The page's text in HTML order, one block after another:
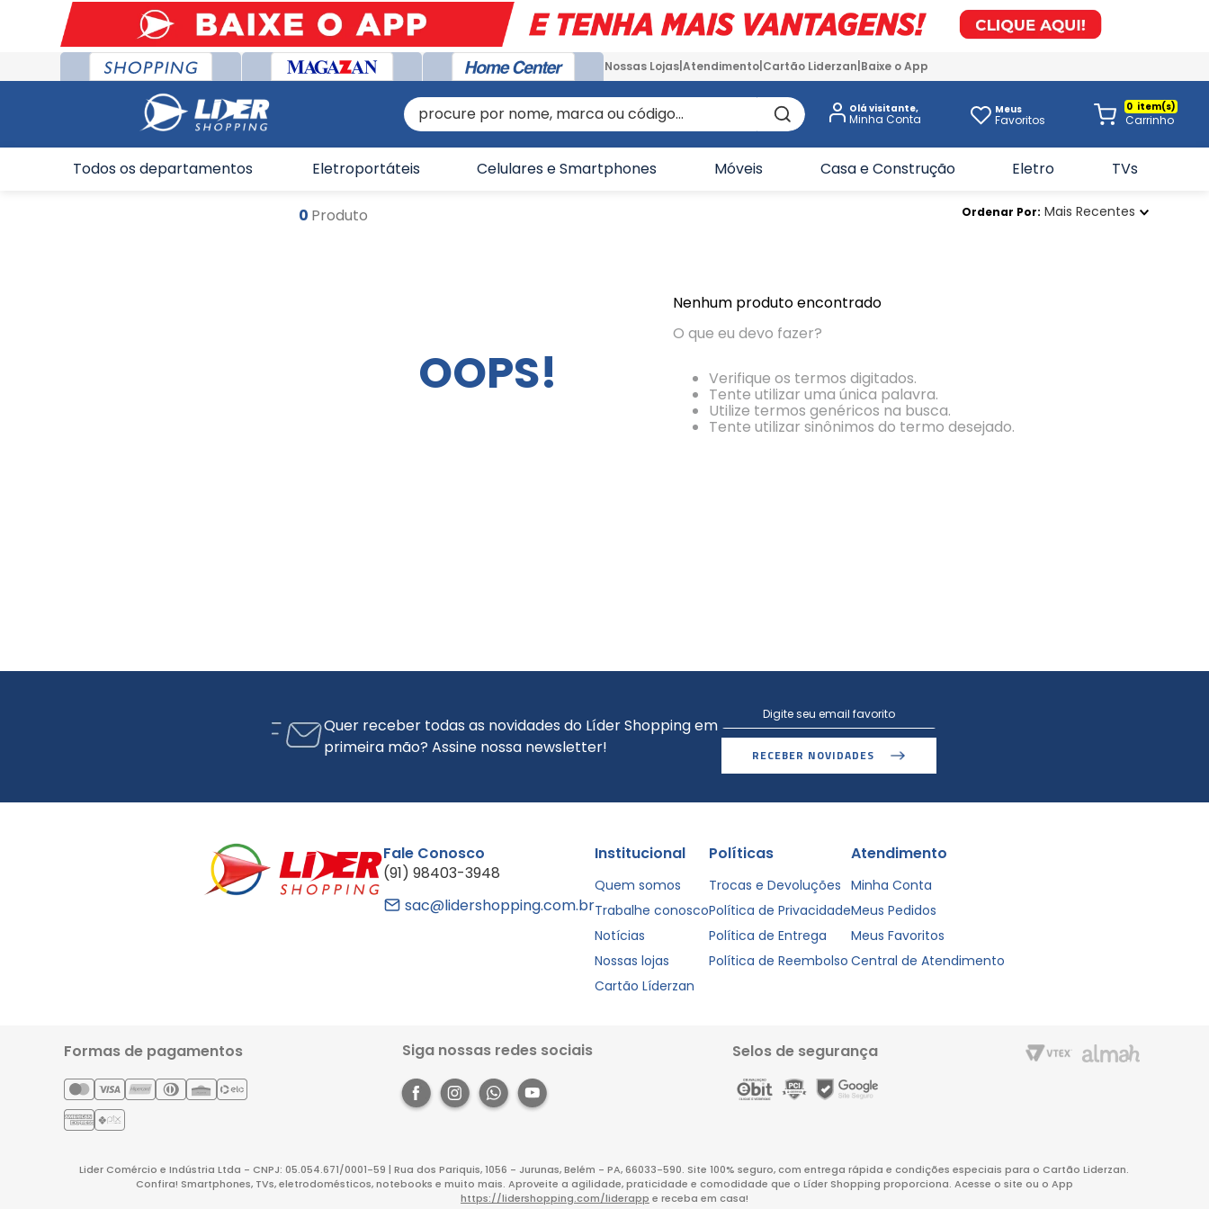
Nossas Lojas Atendimento Cartão Liderzan Baixe o App
procure por nome, marca ou código... Olá visitante, Meus
Favoritos
0
Todos os departamentos Eletroportáteis Celulares e Smartphones Móveis Casa e Construção Eletro TVs
0 Produto Ordenar Por Mais Recentes
OOPS!
Nenhum produto encontrado
O que eu devo fazer?
Verifique os termos digitados.
Tente utilizar uma única palavra.
Utilize termos genéricos na busca.
Tente utilizar sinônimos do termo desejado.
Quer receber todas as novidades do Líder Shopping em
primeira mão? Assine nossa newsletter!
RECEBER NOVIDADES
Fale Conosco
(91) 98403-3948
sac@lidershopping.com.br
Institucional
Quem somos
Trabalhe conosco
Notícias
Nossas lojas
Cartão Líderzan
Políticas
Trocas e Devoluções
Política de Privacidade
Política de Entrega
Política de Reembolso
Atendimento
Minha Conta
Meus Pedidos
Meus Favoritos
Central de Atendimento
Formas de pagamentos Siga nossas redes sociais Selos de segurança
Lider Comércio e Indústria Ltda - CNPJ: 05.054.671/0001-59 | Rua dos Pariquis, 1056 - Jurunas, Belém - PA, 66033-590. Site 100% seguro, com entrega rápida e condições especiais para o Cartão Liderzan.
Confira! Smartphones, TVs, eletrodomésticos, notebooks e muito mais. Aproveite a agilidade, praticidade e comodidade que o Líder Shopping proporciona. Acesse o site ou o App
https://lidershopping.com/liderapp e receba em casa!